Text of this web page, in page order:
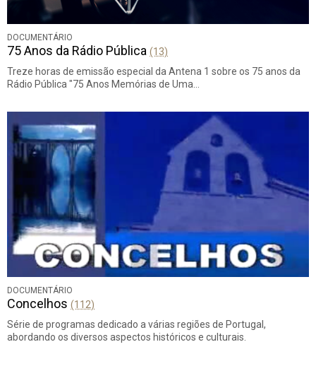
DOCUMENTÁRIO
75 Anos da Rádio Pública (13)
Treze horas de emissão especial da Antena 1 sobre os 75 anos da
Rádio Pública "75 Anos Memórias de Uma…
DOCUMENTÁRIO
Concelhos (112)
Série de programas dedicado a várias regiões de Portugal,
abordando os diversos aspectos históricos e culturais.